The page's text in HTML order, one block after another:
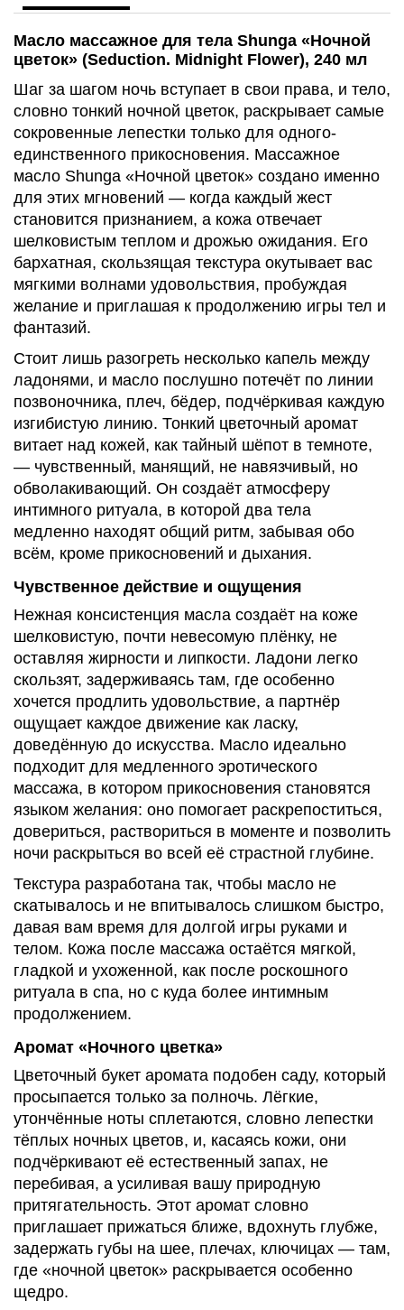
Масло массажное для тела Shunga «Ночной
цветок» (Seduction. Midnight Flower), 240 мл
Шаг за шагом ночь вступает в свои права, и тело,
словно тонкий ночной цветок, раскрывает самые
сокровенные лепестки только для одного-
единственного прикосновения. Массажное
масло Shunga «Ночной цветок» создано именно
для этих мгновений — когда каждый жест
становится признанием, а кожа отвечает
шелковистым теплом и дрожью ожидания. Его
бархатная, скользящая текстура окутывает вас
мягкими волнами удовольствия, пробуждая
желание и приглашая к продолжению игры тел и
фантазий.
Стоит лишь разогреть несколько капель между
ладонями, и масло послушно потечёт по линии
позвоночника, плеч, бёдер, подчёркивая каждую
изгибистую линию. Тонкий цветочный аромат
витает над кожей, как тайный шёпот в темноте,
— чувственный, манящий, не навязчивый, но
обволакивающий. Он создаёт атмосферу
интимного ритуала, в которой два тела
медленно находят общий ритм, забывая обо
всём, кроме прикосновений и дыхания.
Чувственное действие и ощущения
Нежная консистенция масла создаёт на коже
шелковистую, почти невесомую плёнку, не
оставляя жирности и липкости. Ладони легко
скользят, задерживаясь там, где особенно
хочется продлить удовольствие, а партнёр
ощущает каждое движение как ласку,
доведённую до искусства. Масло идеально
подходит для медленного эротического
массажа, в котором прикосновения становятся
языком желания: оно помогает раскрепоститься,
довериться, раствориться в моменте и позволить
ночи раскрыться во всей её страстной глубине.
Текстура разработана так, чтобы масло не
скатывалось и не впитывалось слишком быстро,
давая вам время для долгой игры руками и
телом. Кожа после массажа остаётся мягкой,
гладкой и ухоженной, как после роскошного
ритуала в спа, но с куда более интимным
продолжением.
Аромат «Ночного цветка»
Цветочный букет аромата подобен саду, который
просыпается только за полночь. Лёгкие,
утончённые ноты сплетаются, словно лепестки
тёплых ночных цветов, и, касаясь кожи, они
подчёркивают её естественный запах, не
перебивая, а усиливая вашу природную
притягательность. Этот аромат словно
приглашает прижаться ближе, вдохнуть глубже,
задержать губы на шее, плечах, ключицах — там,
где «ночной цветок» раскрывается особенно
щедро.